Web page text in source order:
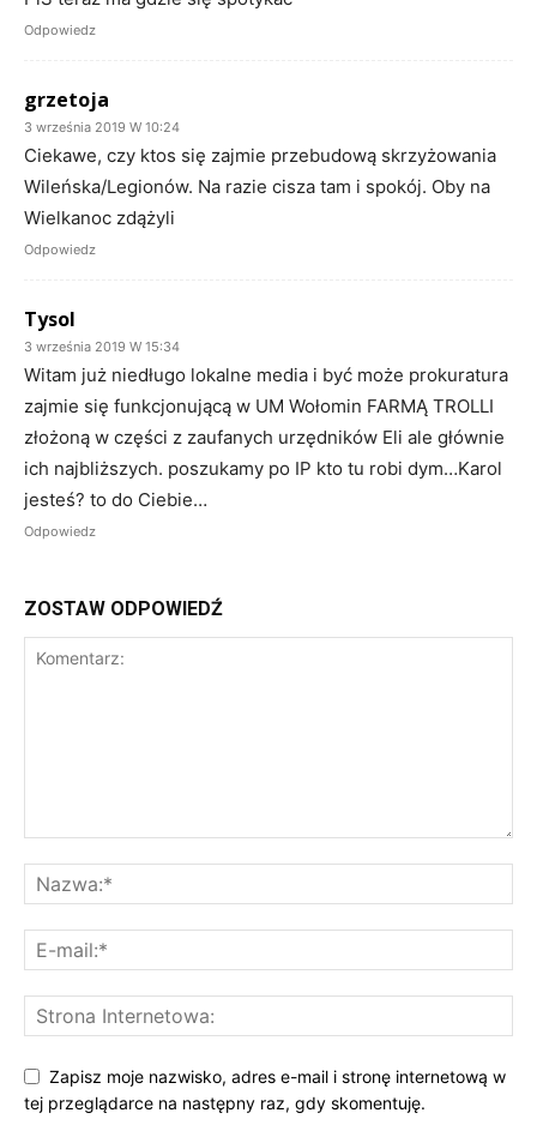
Odpowiedz
grzetoja
3 września 2019 W 10:24
Ciekawe, czy ktos się zajmie przebudową skrzyżowania
Wileńska/Legionów. Na razie cisza tam i spokój. Oby na
Wielkanoc zdążyli
Odpowiedz
Tysol
3 września 2019 W 15:34
Witam już niedługo lokalne media i być może prokuratura
zajmie się funkcjonującą w UM Wołomin FARMĄ TROLLI
złożoną w części z zaufanych urzędników Eli ale głównie
ich najbliższych. poszukamy po IP kto tu robi dym…Karol
jesteś? to do Ciebie…
Odpowiedz
ZOSTAW ODPOWIEDŹ
Zapisz moje nazwisko, adres e-mail i stronę internetową w
tej przeglądarce na następny raz, gdy skomentuję.